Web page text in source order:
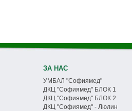
ЗА НАС
УМБАЛ "Софиямед"
ДКЦ "Софиямед" БЛОК 1
ДКЦ "Софиямед" БЛОК 2
ДКЦ "Софиямед" - Люлин